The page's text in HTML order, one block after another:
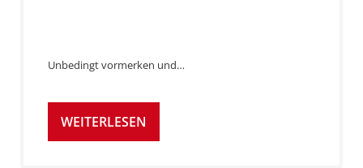
Unbedingt vormerken und…
WEITERLESEN